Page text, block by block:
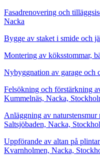
Fasadrenovering och
Nacka
Bygge av staket i smide och
Montering av köksstommar,
Nybyggnation av garage och
Felsökning och förstärkning
Kummelnäs, Nacka,
Anläggning av
Saltsjöbaden, Nacka,
Uppförande av altan på
Kvarnholmen, Nacka,